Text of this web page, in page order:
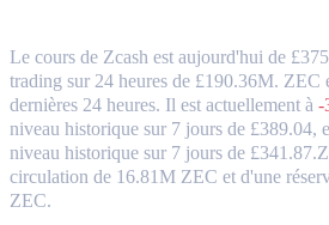
Le cours de Zcash est aujourd'hui de
trading sur 24 heures de £190.36M. ZEC
dernières 24 heures. Il est actuellement à -
niveau historique sur 7 jours de £389.04,
niveau historique sur 7 jours de £341.87.
circulation de 16.81M ZEC et d'une
ZEC.